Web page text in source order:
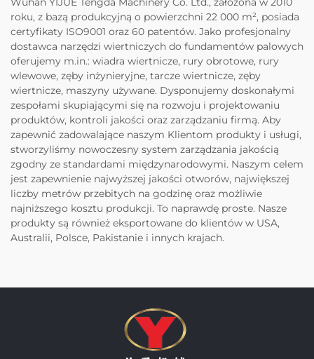
roku, z bazą produkcyjną o powierzchni 22 000 m², posiada
certyfikaty ISO9001 oraz 60 patentów. Jako profesjonalny
dostawca narzędzi wiertniczych do fundamentów palowych
oferujemy m.in.: wiadra wiertnicze, rury obrotowe, rury
wlewowe, zęby inżynieryjne, tarcze wiertnicze, zęby
wiertnicze, maszyny używane. Dysponujemy doskonałymi
zespołami skupiającymi się na rozwoju i projektowaniu
produktów, kontroli jakości oraz zarządzaniu firmą. Aby
zapewnić zadowalające naszym Klientom produkty i usługi,
stworzyliśmy nowoczesny system zarządzania jakością
zgodny ze standardami międzynarodowymi. Naszym celem
jest zapewnienie najwyższej jakości otworów, największej
liczby metrów przebitych na godzinę oraz możliwie
najniższego kosztu produkcji. To naprawdę proste. Nasze
produkty są również eksportowane do klientów w USA,
Australii, Polsce, Pakistanie i innych krajach.